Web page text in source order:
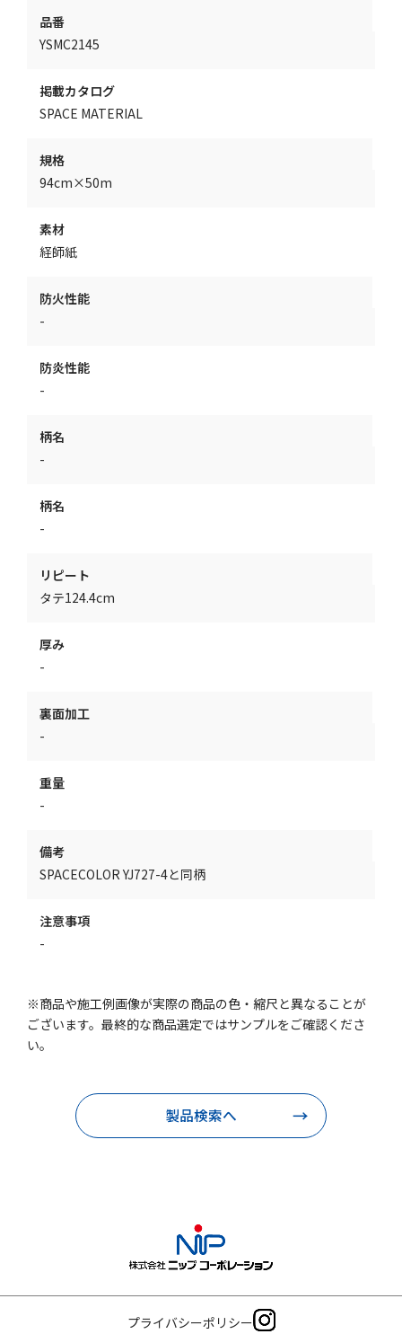
品番
YSMC2145
掲載カタログ
SPACE MATERIAL
規格
94cm×50m
素材
経師紙
防火性能
-
防炎性能
-
柄名
-
柄名
-
リピート
タテ124.4cm
厚み
-
裏面加工
-
重量
-
備考
SPACECOLOR YJ727-4と同柄
注意事項
-
※商品や施工例画像が実際の商品の色・縮尺と異なることが
ございます。最終的な商品選定ではサンプルをご確認くださ
い。
製品検索へ
プライバシーポリシー